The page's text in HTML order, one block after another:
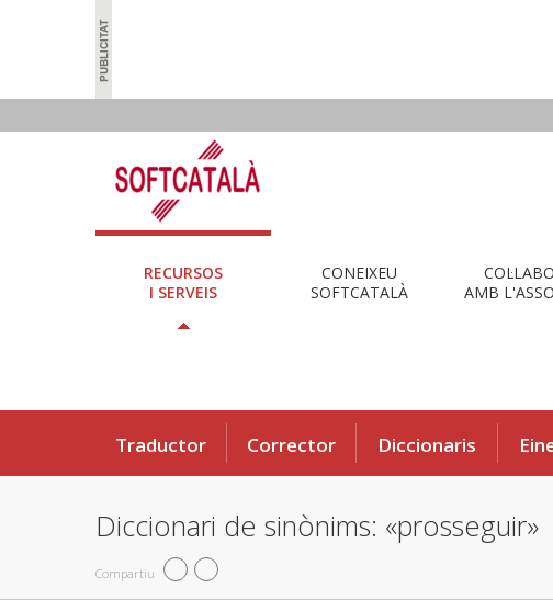
RECURSOS
I SERVEIS
CONEIXEU
SOFTCATALÀ
AMB
Traductor Corrector Diccionaris
Diccionari de sinònims: «prosseguir»
Compartiu